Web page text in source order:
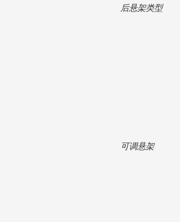
后悬架类型
可调悬架